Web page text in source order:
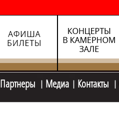
Партнеры Медиа Контакты